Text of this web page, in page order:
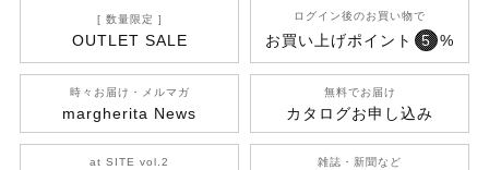
[ 数量限定 ]
OUTLET SALE
ログイン後のお買い物で
お買い上げポイント 5 %
時々お届け・メルマガ
margherita News
無料でお届け
カタログお申し込み
at SITE vol.2 雑誌・新聞など